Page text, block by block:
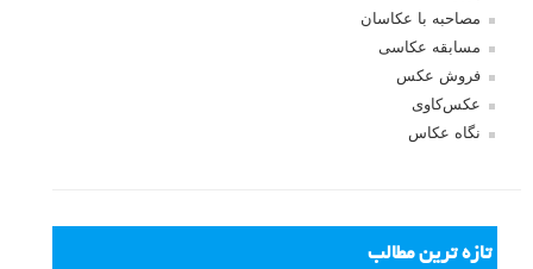
مصاحبه با عکاسان
مسابقه عکاسی
فروش عکس
عکس‌کاوی
نگاه عکاس
تازه ترین مطالب